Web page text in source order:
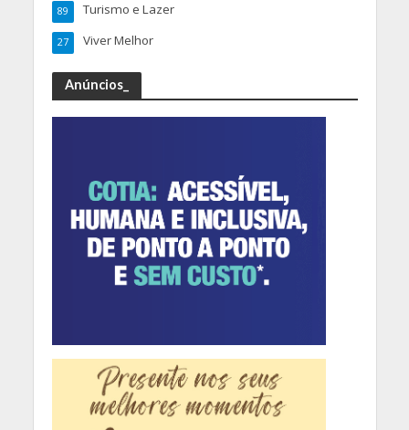
Turismo e Lazer
89
Viver Melhor
27
Anúncios_